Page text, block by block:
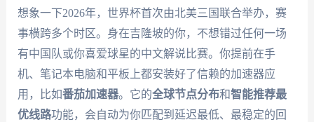
想象一下2026年，世界杯首次由北美三国联合举办，赛
事横跨多个时区。身在吉隆坡的你，不想错过任何一场
有中国队或你喜爱球星的中文解说比赛。你提前在手
机、笔记本电脑和平板上都安装好了信赖的加速器应
用，比如番茄加速器。它的全球节点分布和智能推荐最
优线路功能，会自动为你匹配到延迟最低、最稳定的回